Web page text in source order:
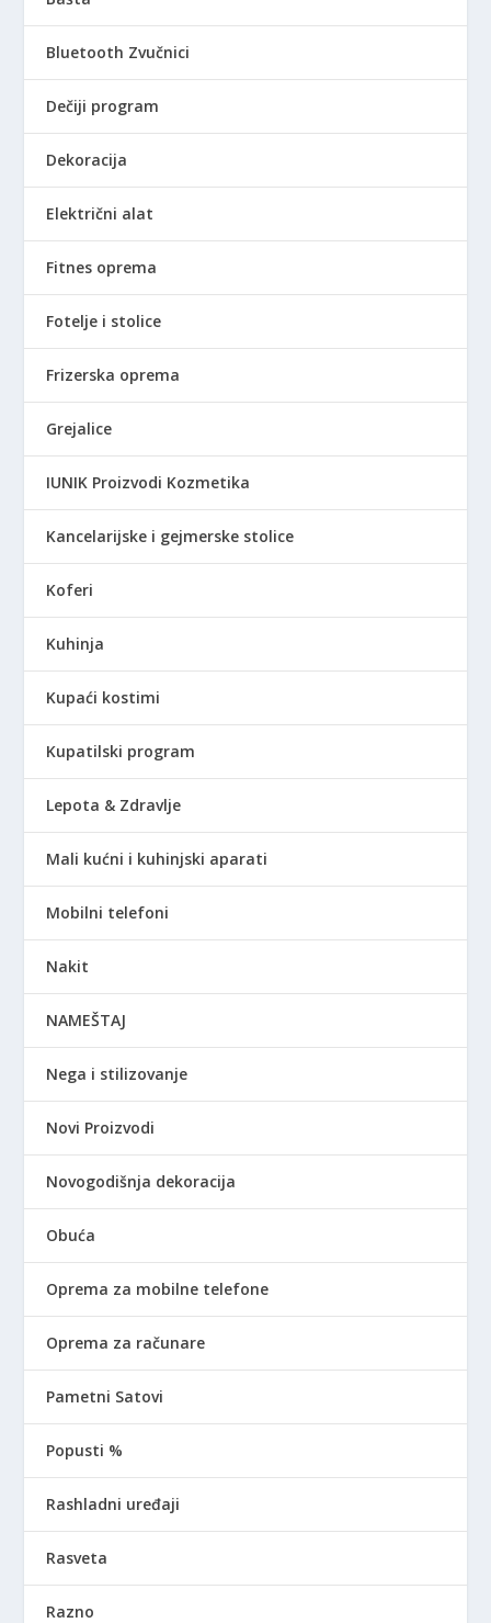
S
Bluetooth Zvučnici
Dečiji program
Dekoracija
Električni alat
Fitnes oprema
Fotelje i stolice
Frizerska oprema
Grejalice
IUNIK Proizvodi Kozmetika
Kancelarijske i gejmerske stolice
Koferi
Kuhinja
Kupaći kostimi
Kupatilski program
Lepota & Zdravlje
Mali kućni i kuhinjski aparati
Mobilni telefoni
Nakit
NAMEŠTAJ
Nega i stilizovanje
Novi Proizvodi
Novogodišnja dekoracija
Obuća
Oprema za mobilne telefone
Oprema za računare
Pametni Satovi
Popusti %
Rashladni uređaji
Rasveta
Razno